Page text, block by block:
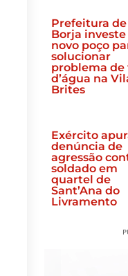
Prefeitura de
Borja investe
novo poço
solucionar
problema de
d’água na
Brites
Exército
denúncia de
agressão
soldado em
quartel de
Sant’Ana do
Livramento